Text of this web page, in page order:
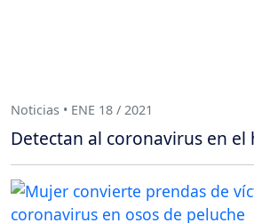
Noticias • ENE 18 / 2021
Detectan al coronavirus en el